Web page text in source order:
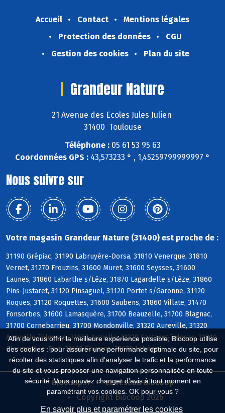
Afin de vous offrir la meilleure expérience possible, Biocoop utilise
des cookies : pour assurer une performance optimale du site, pour
récolter des statistiques afin d'analyser le trafic et la performance
du site et vous proposer une navigation personnalisée en toute
sécurité. Vous pouvez changer d'avis à tout moment en
paramétrant vos cookies. OK pour vous ?
En savoir plus et paramétrer les cookies
Accueil Contact
Mentions légales
Protection des données
CGU
Gestion des cookies
Plan du site
Grandeur Nature
21 Avenue des Ecoles Jules Julien
31400 Toulouse
Téléphone :05 61 53 95 63
Coordonnées GPS : 43,573233 ° , 1,45259799999997 °
Nous suivre sur
Votre magasin Grandeur Nature (31400) est proche de :
31190 Grépiac, 31190 Labruyère-Dorsa, 31810 Venerque, 31810
Vernet, 31270 Frouzins, 31600 Muret, 31600 Seysses, 31600
Eaunes, 31860 Labarthe s/Lèze, 31870 Lagardelle s/Lèze, 31860
Pins-Justaret, 31120 Pinsaguel, 31120 Portet s/Garonne, 31120
Roques, 31120 Roquettes, 31600 Saubens, 31860 Villate, 31470
Fonsorbes, 31600 Lamasquère, 31700 Beauzelle, 31700 Blagnac,
31700 Cornebarrieu, 31700 Mondonville, 31320 Aureville, 31320
Auzeville-Tolosane, 31650 Auzielle, 31320 Castanet-Tolosan, 31810
Clermont-le-Fort, 31120 Goyrans, 31670 Labège
Biocoop.fr
Le réseau Biocoop
Copyright Biocoop 2026